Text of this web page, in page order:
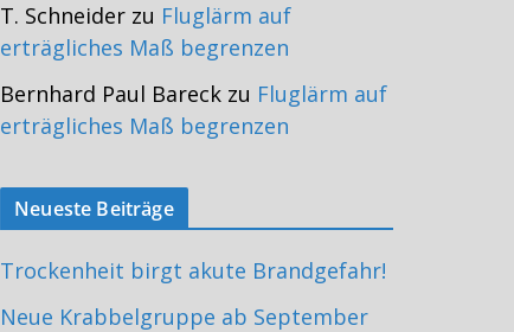
T. Schneider zu Fluglärm auf
erträgliches Maß begrenzen
Bernhard Paul Bareck zu Fluglärm auf
erträgliches Maß begrenzen
Neueste Beiträge
Trockenheit birgt akute Brandgefahr!
Neue Krabbelgruppe ab September